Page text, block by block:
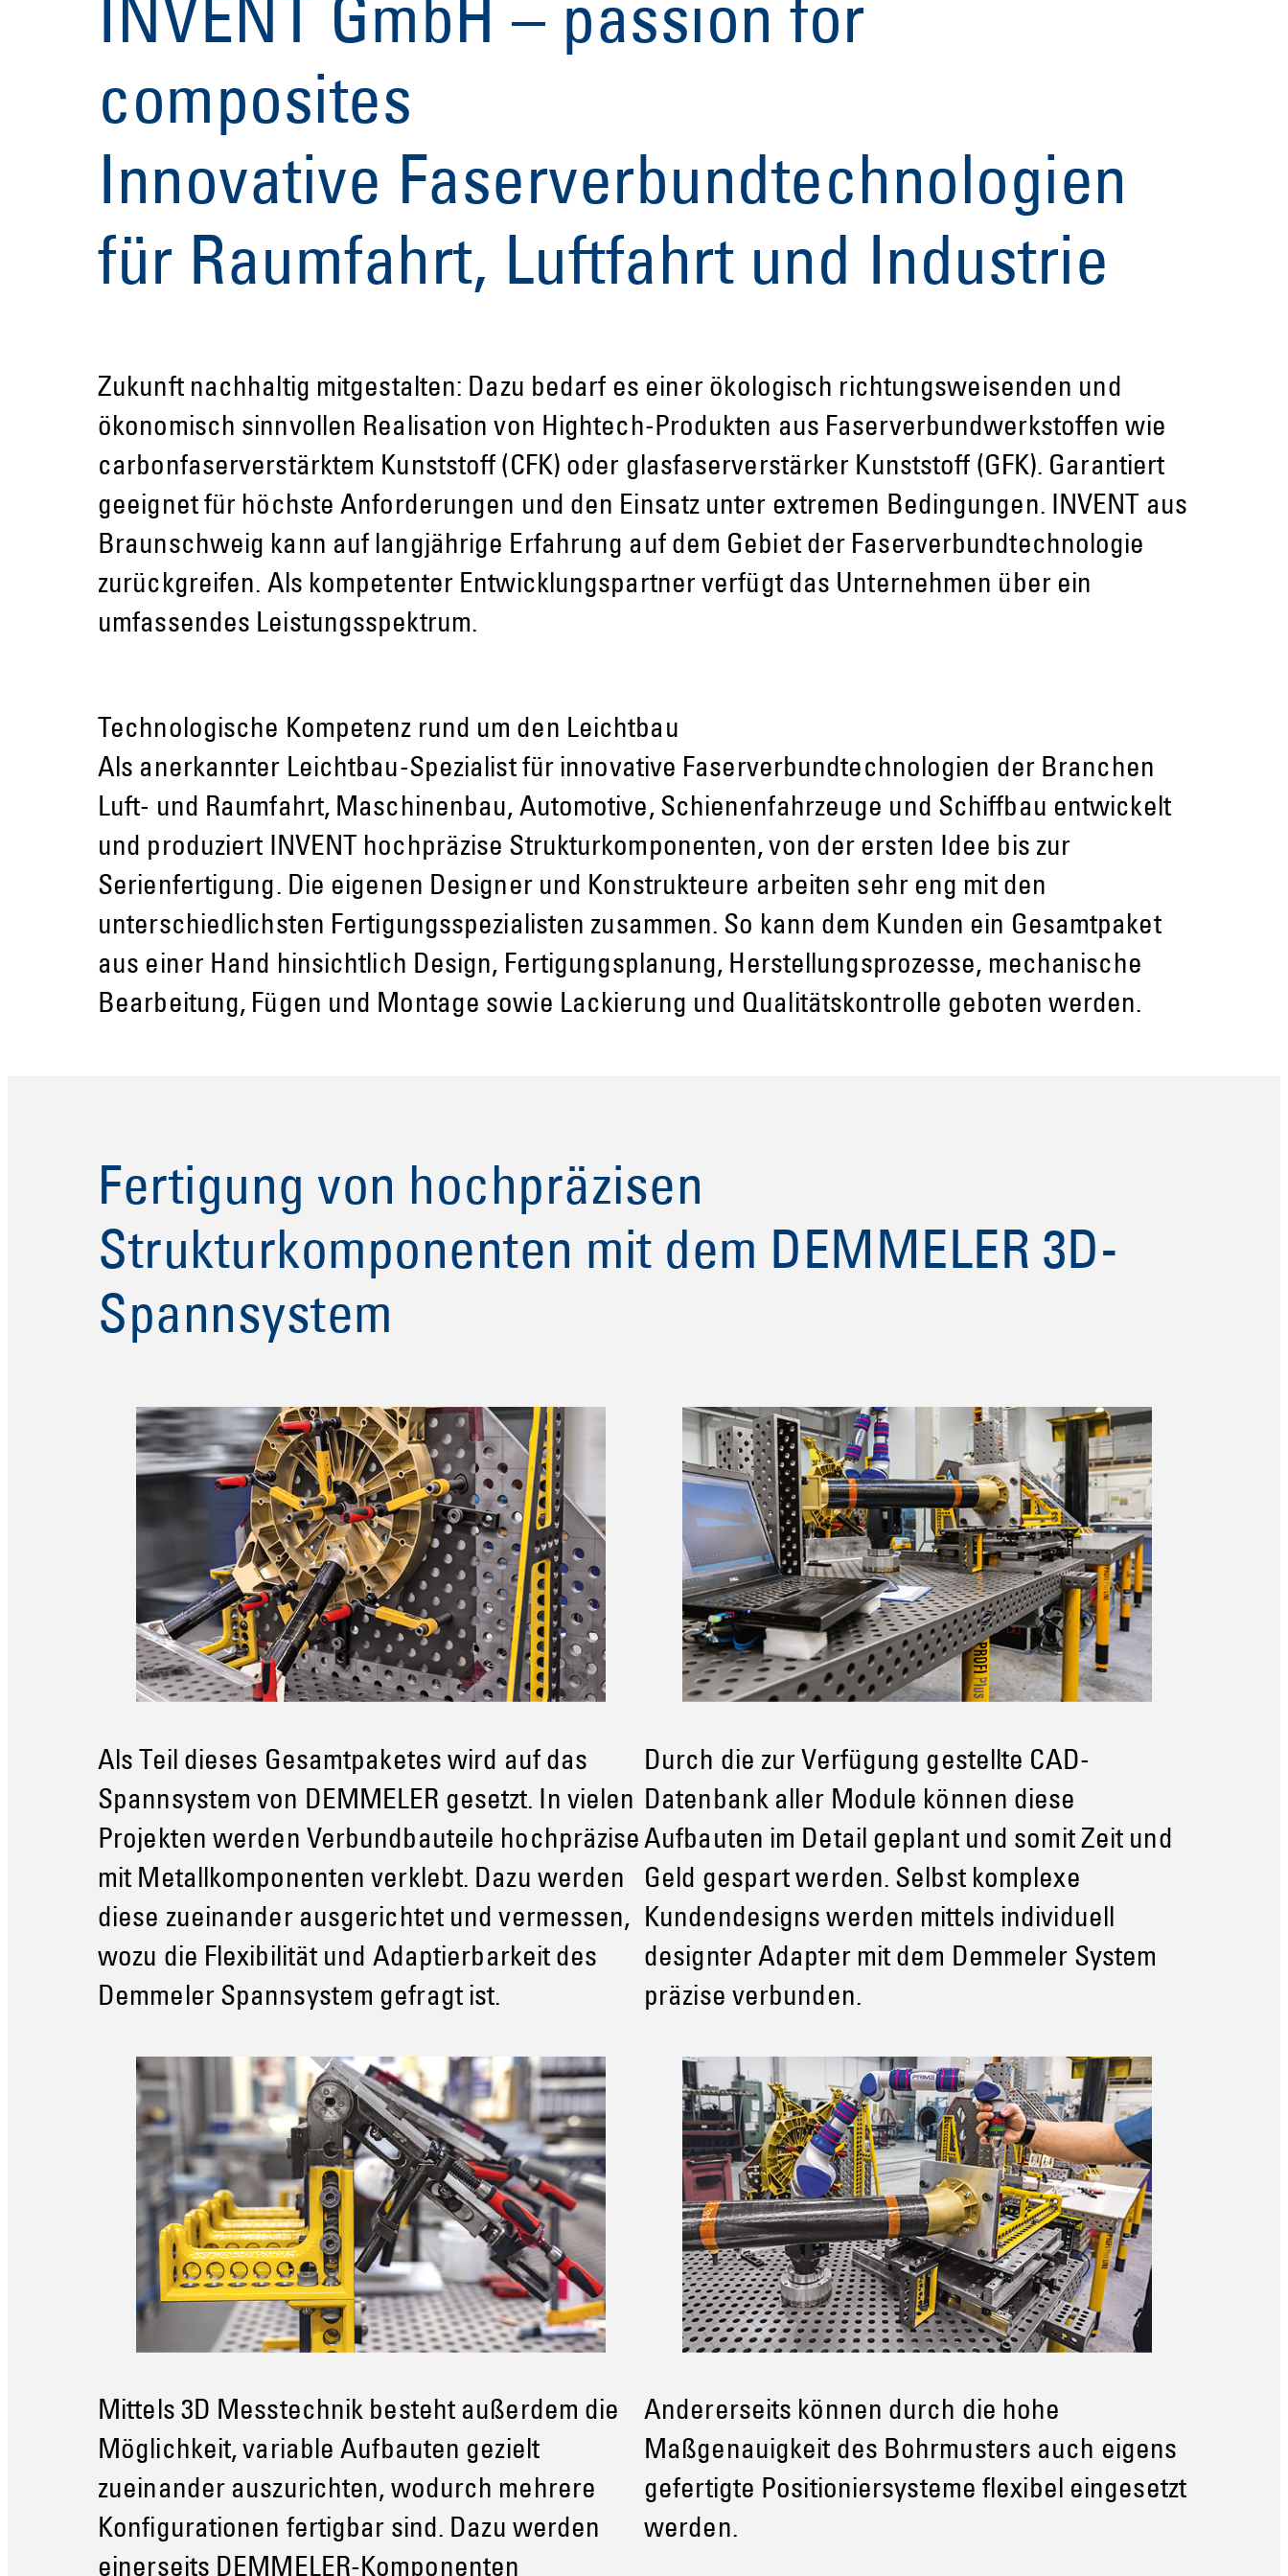
INVENT GmbH – passion for
composites
Innovative Faserverbundtechnologien
für Raumfahrt, Luftfahrt und Industrie
Zukunft nachhaltig mitgestalten: Dazu bedarf es einer ökologisch richtungsweisenden und
ökonomisch sinnvollen Realisation von Hightech-Produkten aus Faserverbundwerkstoffen wie
carbonfaserverstärktem Kunststoff (CFK) oder glasfaserverstärker Kunststoff (GFK). Garantiert
geeignet für höchste Anforderungen und den Einsatz unter extremen Bedingungen. INVENT aus
Braunschweig kann auf langjährige Erfahrung auf dem Gebiet der Faserverbundtechnologie
zurückgreifen. Als kompetenter Entwicklungspartner verfügt das Unternehmen über ein
umfassendes Leistungsspektrum.
Technologische Kompetenz rund um den Leichtbau
Als anerkannter Leichtbau-Spezialist für innovative Faserverbundtechnologien der Branchen
Luft- und Raumfahrt, Maschinenbau, Automotive, Schienenfahrzeuge und Schiffbau entwickelt
und produziert INVENT hochpräzise Strukturkomponenten, von der ersten Idee bis zur
Serienfertigung. Die eigenen Designer und Konstrukteure arbeiten sehr eng mit den
unterschiedlichsten Fertigungsspezialisten zusammen. So kann dem Kunden ein Gesamtpaket
aus einer Hand hinsichtlich Design, Fertigungsplanung, Herstellungsprozesse, mechanische
Bearbeitung, Fügen und Montage sowie Lackierung und Qualitätskontrolle geboten werden.
Fertigung von hochpräzisen
Strukturkomponenten mit dem DEMMELER 3D-
Spannsystem
Als Teil dieses Gesamtpaketes wird auf das
Spannsystem von DEMMELER gesetzt. In vielen
Projekten werden Verbundbauteile hochpräzise
mit Metallkomponenten verklebt. Dazu werden
diese zueinander ausgerichtet und vermessen,
wozu die Flexibilität und Adaptierbarkeit des
Demmeler Spannsystem gefragt ist.
Durch die zur Verfügung gestellte CAD-
Datenbank aller Module können diese
Aufbauten im Detail geplant und somit Zeit und
Geld gespart werden. Selbst komplexe
Kundendesigns werden mittels individuell
designter Adapter mit dem Demmeler System
präzise verbunden.
Mittels 3D Messtechnik besteht außerdem die
Möglichkeit, variable Aufbauten gezielt
zueinander auszurichten, wodurch mehrere
Konfigurationen fertigbar sind. Dazu werden
einerseits DEMMELER-Komponenten
Andererseits können durch die hohe
Maßgenauigkeit des Bohrmusters auch eigens
gefertigte Positioniersysteme flexibel eingesetzt
werden.